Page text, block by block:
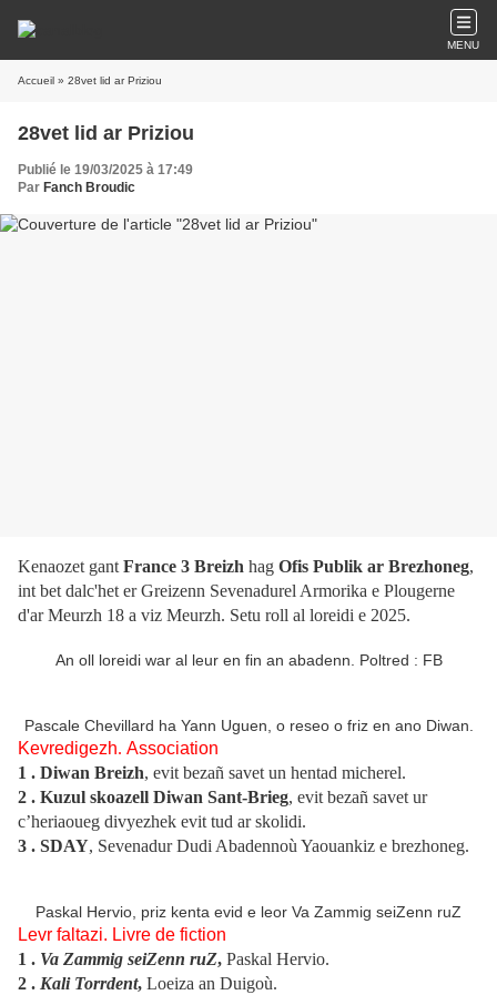
MENU
Accueil » 28vet lid ar Priziou
28vet lid ar Priziou
Publié le 19/03/2025 à 17:49
Par Fanch Broudic
Kenaozet gant France 3 Breizh hag Ofis Publik ar Brezhoneg,
int bet dalc'het er Greizenn Sevenadurel Armorika e Plougerne
d'ar Meurzh 18 a viz Meurzh. Setu roll al loreidi e 2025.
An oll loreidi war al leur en fin an abadenn. Poltred : FB
Pascale Chevillard ha Yann Uguen, o reseo o friz en ano Diwan.
Kevredigezh. Association
1 . Diwan Breizh, evit bezañ savet un hentad micherel.
2 . Kuzul skoazell Diwan Sant-Brieg, evit bezañ savet ur
c’heriaoueg divyezhek evit tud ar skolidi.
3 . SDAY, Sevenadur Dudi Abadennoù Yaouankiz e brezhoneg.
Paskal Hervio, priz kenta evid e leor Va Zammig seiZenn ruZ
Levr faltazi. Livre de fiction
1 . Va Zammig seiZenn ruZ, Paskal Hervio.
2 . Kali Torrdent, Loeiza an Duigoù.